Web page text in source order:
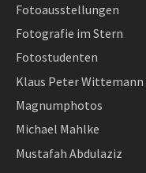
Fotoausstellungen
Fotografie im Stern
Fotostudenten
Klaus Peter
Magnumphotos
Michael Mahlke
Mustafah Abdulaziz